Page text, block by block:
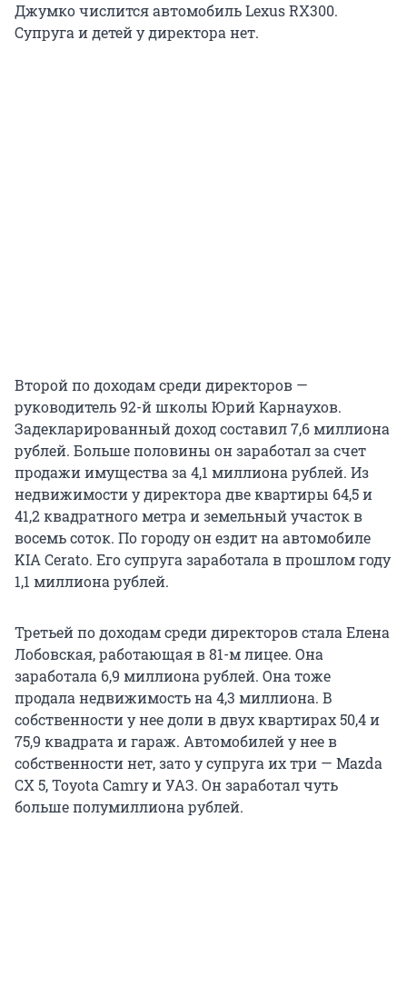
Джумко числится автомобиль Lexus RX300.
Супруга и детей у директора нет.
Второй по доходам среди директоров —
руководитель 92-й школы Юрий Карнаухов.
Задекларированный доход составил 7,6 миллиона
рублей. Больше половины он заработал за счет
продажи имущества за 4,1 миллиона рублей. Из
недвижимости у директора две квартиры 64,5 и
41,2 квадратного метра и земельный участок в
восемь соток. По городу он ездит на автомобиле
KIA Cerato. Его супруга заработала в прошлом году
1,1 миллиона рублей.
Третьей по доходам среди директоров стала Елена
Лобовская, работающая в 81-м лицее. Она
заработала 6,9 миллиона рублей. Она тоже
продала недвижимость на 4,3 миллиона. В
собственности у нее доли в двух квартирах 50,4 и
75,9 квадрата и гараж. Автомобилей у нее в
собственности нет, зато у супруга их три — Mazda
CX 5, Toyota Camry и УАЗ. Он заработал чуть
больше полумиллиона рублей.